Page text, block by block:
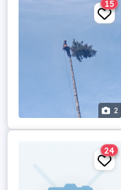
2
15
24